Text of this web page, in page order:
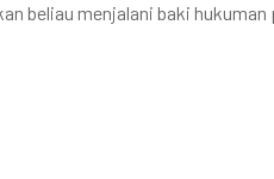
beliau menjalani baki